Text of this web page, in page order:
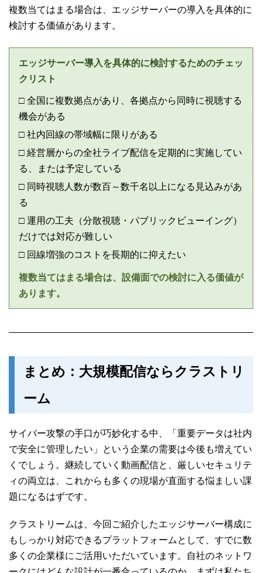
複数当てはまる場合は、エッジサーバーの導入を具体的に
検討する価値があります。
エッジサーバー導入を具体的に検討するためのチェッ
クリスト
□ 全国に複数拠点があり、各拠点から同時に視聴する
機会がある
□ 社内回線の帯域幅に限りがある
□ 経営層からの全社ライブ配信を定期的に実施してい
る、または予定している
□ 同時視聴人数が数百～数千名以上になる見込みがあ
る
□ 運用の工夫（分散視聴・パブリックビューイング）
だけでは対応が難しい
□ 回線増強のコストを長期的に抑えたい
複数当てはまる場合は、設備面での検討に入る価値が
あります。
まとめ：大規模配信ならクラストリ
ーム
サイバー攻撃の手口が巧妙化する中、「重要データは社内
で安全に管理したい」という企業の需要は今後も増えてい
くでしょう。継続していく動画配信と、厳しいセキュリテ
ィの両立は、これからも多くの現場が直面する悩ましい課
題になるはずです。
クラストリームは、今回ご紹介したエッジサーバー構成に
もしっかり対応できるプラットフォームとして、すでに数
多くの企業様にご活用いただいています。自社のネットワ